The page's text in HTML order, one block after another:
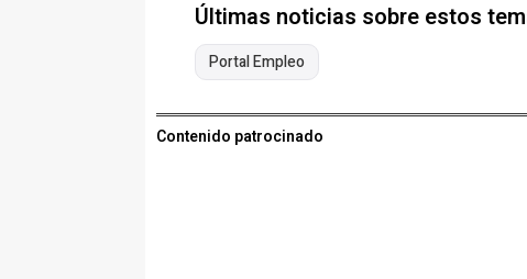
Últimas noticias sobre estos
Portal Empleo
Contenido patrocinado